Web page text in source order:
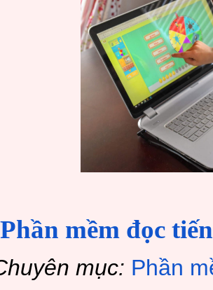
Phần mềm đọc
mục: Phần